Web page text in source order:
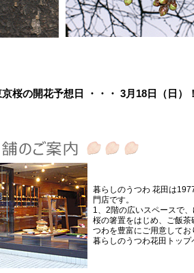
桜の開花予想日 ・・・ 3月18日（日）
暮らしのうつわ 花田は
門店です。
1、2階の広いスペースで
桜の箸置をはじめ、ご飯
つわを豊富にご用意してお
暮らしのうつわ花田トッ